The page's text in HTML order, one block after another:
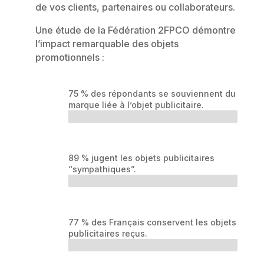
de vos clients, partenaires ou collaborateurs.
Une étude de la Fédération 2FPCO démontre
l’impact remarquable des objets
promotionnels :
75 % des répondants se souviennent du nom
marque liée à l’objet publicitaire.
89 % jugent les objets publicitaires
“sympathiques”.
77 % des Français conservent les objets
publicitaires reçus.